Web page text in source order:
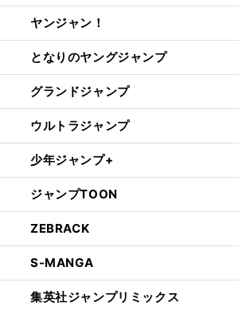
ヤンジャン！
となりのヤングジャンプ
グランドジャンプ
ウルトラジャンプ
少年ジャンプ+
ジャンプTOON
ZEBRACK
S-MANGA
集英社ジャンプリミックス